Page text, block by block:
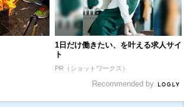
1日だけ働きたい、を叶える求人サイ
ト
PR（ショットワークス）
Recommended by